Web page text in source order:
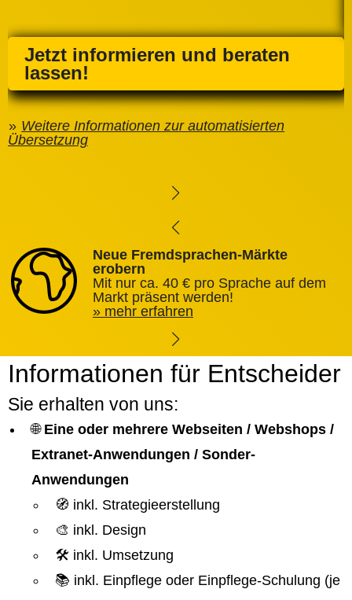
Jetzt informieren und beraten
lassen!
Weitere Informationen zur automatisierten
Übersetzung
Neue Fremdsprachen-Märkte
erobern
Mit nur ca. 40 € pro Sprache auf dem
Markt präsent werden!
mehr erfahren
Informationen für Entscheider
Sie erhalten von uns:
🌐 Eine oder mehrere Webseiten / Webshops /
Extranet-Anwendungen / Sonder-
Anwendungen
🧭 inkl. Strategieerstellung
🎨 inkl. Design
🛠️ inkl. Umsetzung
📚 inkl. Einpflege oder Einpflege-Schulung (je